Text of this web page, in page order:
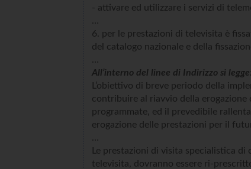
- attivare ed utilizzare i servizi di
…
6. per le prestazioni di televisita è
del catalogo nazionale e della
…
All’interno del linee di Indirizzo si legge:
L’obiettivo di breve periodo della
contribuire al riavvio della erogazione
programmate, ed il prevedibile
erogazione delle prestazioni per il
…
Le prestazioni di visita specialistica
televisita, dovranno essere ri-